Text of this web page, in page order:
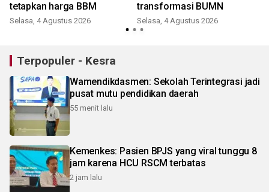
tetapkan harga BBM
Selasa, 4 Agustus 2026
transformasi BUMN
Selasa, 4 Agustus 2026
Terpopuler - Kesra
Wamendikdasmen: Sekolah Terintegrasi jadi
pusat mutu pendidikan daerah
55 menit lalu
Kemenkes: Pasien BPJS yang viral tunggu 8
jam karena HCU RSCM terbatas
2 jam lalu